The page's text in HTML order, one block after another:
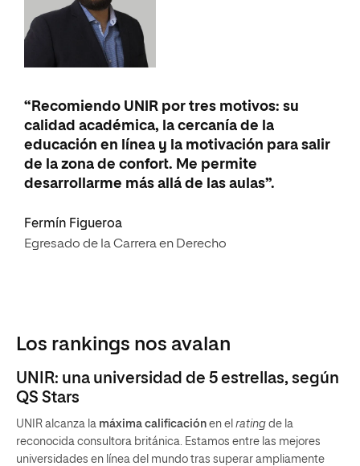
“Recomiendo UNIR por tres motivos: su
calidad académica, la cercanía de la
educación en línea y la motivación para salir
de la zona de confort. Me permite
desarrollarme más allá de las aulas”.
Fermín Figueroa
Egresado de la Carrera en Derecho
Los rankings nos avalan
UNIR: una universidad de 5 estrellas, según
QS Stars
UNIR alcanza la máxima calificación en el rating de la
reconocida consultora británica. Estamos entre las mejores
universidades en línea del mundo tras superar ampliamente